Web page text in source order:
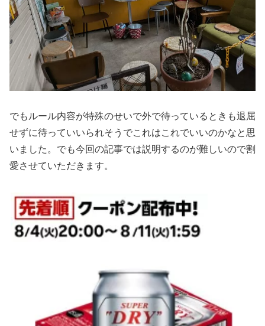
でもルール内容が特殊のせいで外で待っているときも退屈
せずに待っていいられそうでこれはこれでいいのかなと思
いました。でも今回の記事では説明するのが難しいので割
愛させていただきます。